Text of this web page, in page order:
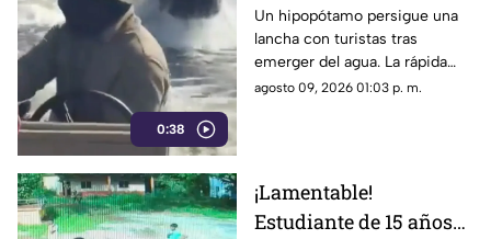
0:38
llena de turistas |
VIDEO
Un hipopótamo persigue una
lancha con turistas tras
emerger del agua. La rápida
reacción del guía evitó un
agosto 09, 2026 01:03 p. m.
¡Lamentable!
Estudiante de 15 años